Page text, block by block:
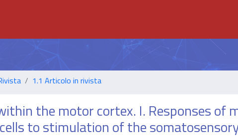
1.1 Articolo in rivista
the motor cortex. I. Responses of
to stimulation of the